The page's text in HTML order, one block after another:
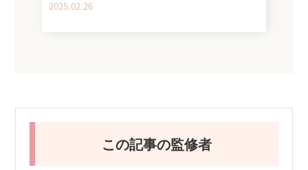
2025.02.26
この記事の監修者